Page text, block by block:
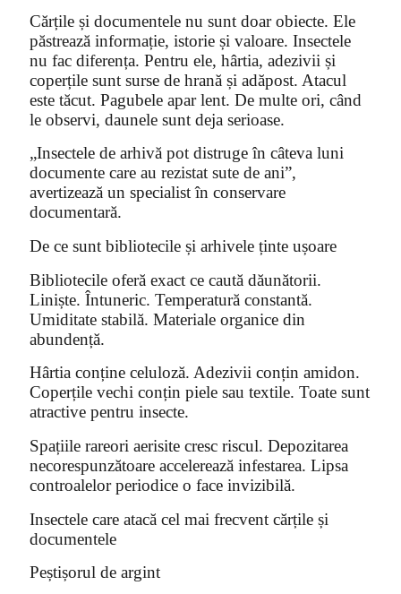
Cărțile și documentele nu sunt doar obiecte. Ele
păstrează informație, istorie și valoare. Insectele
nu fac diferența. Pentru ele, hârtia, adezivii și
coperțile sunt surse de hrană și adăpost. Atacul
este tăcut. Pagubele apar lent. De multe ori, când
le observi, daunele sunt deja serioase.
„Insectele de arhivă pot distruge în câteva luni
documente care au rezistat sute de ani”,
avertizează un specialist în conservare
documentară.
De ce sunt bibliotecile și arhivele ținte ușoare
Bibliotecile oferă exact ce caută dăunătorii.
Liniște. Întuneric. Temperatură constantă.
Umiditate stabilă. Materiale organice din
abundență.
Hârtia conține celuloză. Adezivii conțin amidon.
Coperțile vechi conțin piele sau textile. Toate sunt
atractive pentru insecte.
Spațiile rareori aerisite cresc riscul. Depozitarea
necorespunzătoare accelerează infestarea. Lipsa
controalelor periodice o face invizibilă.
Insectele care atacă cel mai frecvent cărțile și
documentele
Peștișorul de argint